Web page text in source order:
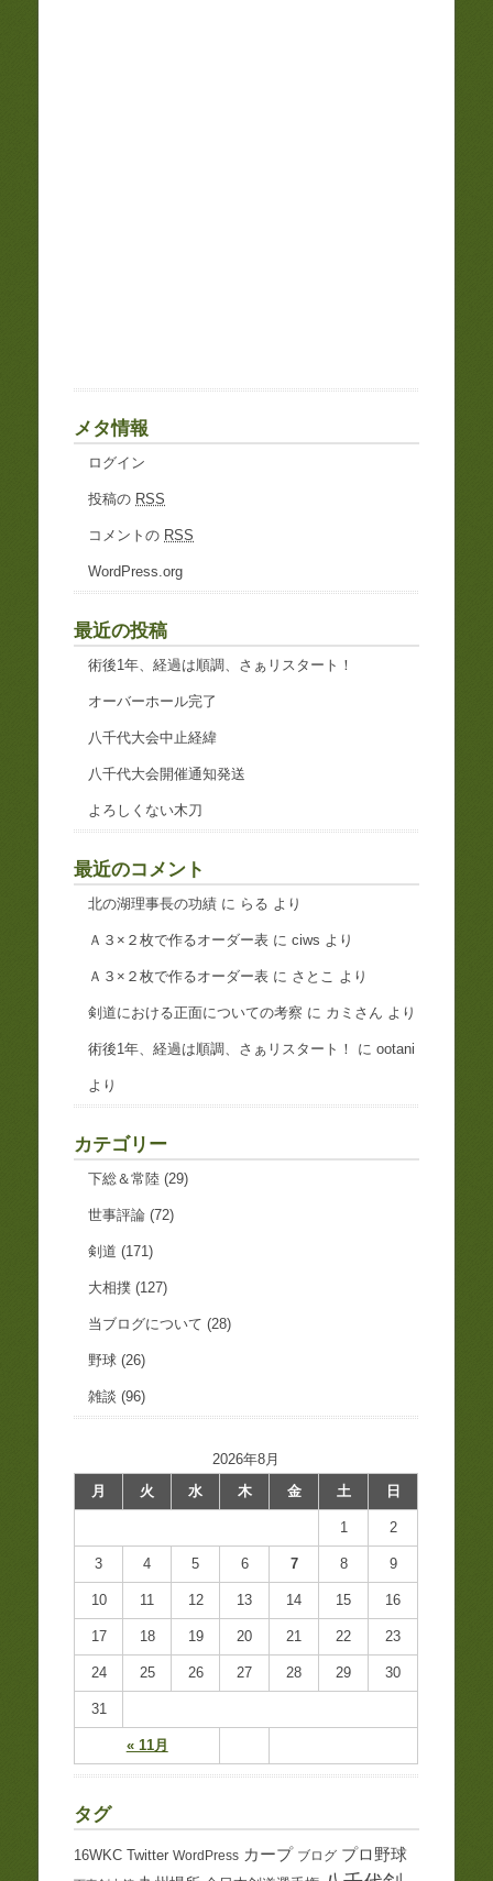
メタ情報
ログイン
投稿の RSS
コメントの RSS
WordPress.org
最近の投稿
術後1年、経過は順調、さぁリスタート！
オーバーホール完了
八千代大会中止経緯
八千代大会開催通知発送
よろしくない木刀
最近のコメント
北の湖理事長の功績 に らる より
Ａ３×２枚で作るオーダー表 にciws より
Ａ３×２枚で作るオーダー表 に さとこ より
剣道における正面についての考察 に カミさん より
術後1年、経過は順調、さぁリスタート！ にootani
より
カテゴリー
下総＆常陸 (29)
世事評論 (72)
剣道 (171)
大相撲 (127)
当ブログについて (28)
野球 (26)
雑談 (96)
2026年8月
月
火 水 木 金 土 日
« 11月
1 2
3 4 5 6 7 8 9
10 11 12 13 14 15 16
17 18 19 20 21 22 23
24 25 26 27 28 29 30
31
タグ
16WKC Twitter WordPress カープ ブログ プロ野球